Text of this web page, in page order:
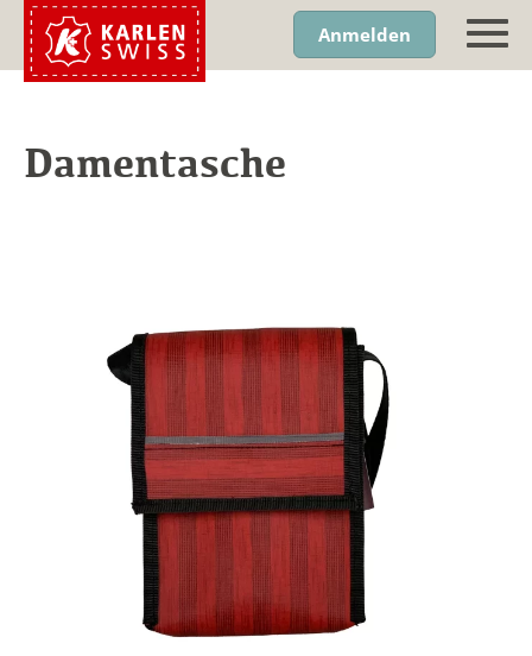
Anmelden
Damentasche